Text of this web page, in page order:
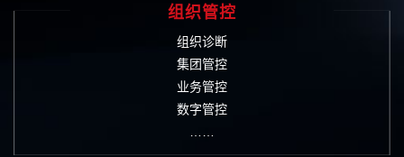
组织管控
组织诊断
集团管控
业务管控
数字管控